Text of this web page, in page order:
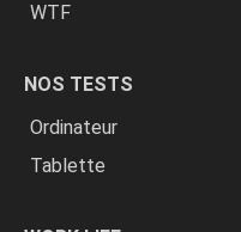
WTF
NOS TESTS
Ordinateur
Tablette